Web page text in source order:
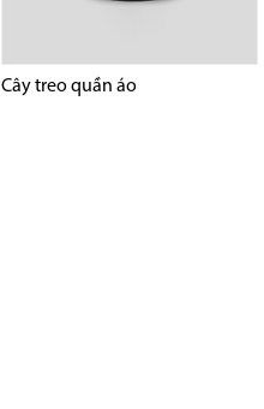
Cây treo quần áo